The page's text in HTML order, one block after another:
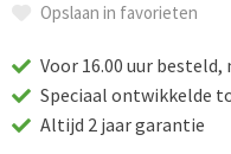
Opslaan in favorieten
Voor 16.00 uur
Speciaal ontwikkelde
Altijd 2 jaar garantie